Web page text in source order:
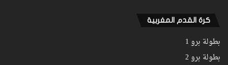
كرة القدم المغربية
بطولة برو 1
بطولة برو 2